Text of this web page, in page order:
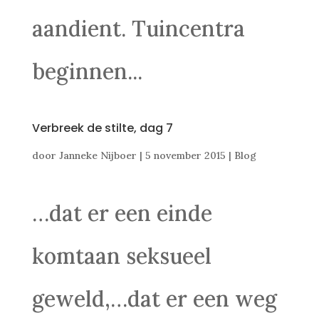
aandient. Tuincentra
beginnen...
Verbreek de stilte, dag 7
door Janneke Nijboer | 5 november 2015 | Blog
…dat er een einde
komtaan seksueel
geweld,…dat er een weg